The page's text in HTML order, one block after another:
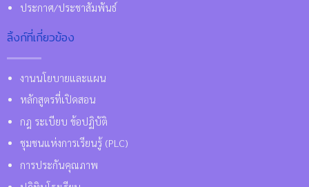
ประกาศ/ประชาสัมพันธ์
ลิ้งก์ที่เกี่ยวข้อง
งานนโยบายและแผน
หลักสูตรที่เปิดสอน
กฎ ระเบียบ ข้อปฏิบัติ
ชุมชนแห่งการเรียนรู้ (PLC)
การประกันคุณภาพ